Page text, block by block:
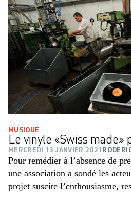
MUSIQUE
Le vinyle «Swiss made»
MERCREDI 13 JANVIER 2021
Pour remédier à l’absence de
une association a sondé les
projet suscite l’enthousiasme,